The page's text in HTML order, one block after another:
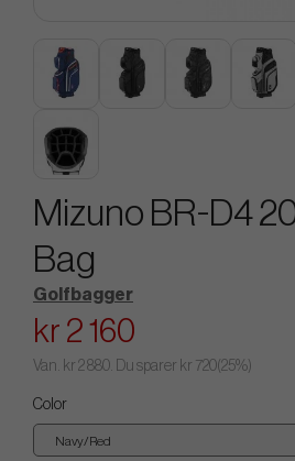
Mizuno BR-D4
Bag
Golfbagger
kr 2 160
Van. kr 2 880. Du sparer kr 720(25%)
Color